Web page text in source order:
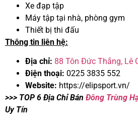
Xe đạp tập
Máy tập tại nhà, phòng gym
Thiết bị thi đấu
Thông tin liên hệ:
Địa chỉ: 88 Tôn Đức Thắng, Lê
Điện thoại: 0225 3835 552
Website: https://elipsport.vn/
>>> TOP 6 Địa Chỉ Bán Đông Trùng
Uy Tín